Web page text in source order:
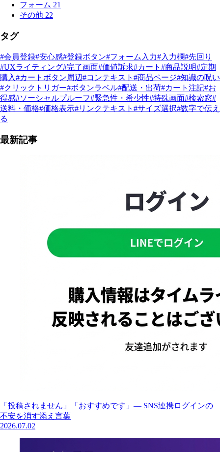
フォーム 21
その他 22
タグ
#会員登録#安心感#登録ボタン#フォーム入力#入力欄#先回り
#UXライティング#完了画面#価値訴求#カート #商品説明#定期
購入#カートボタン周辺#コンテキスト #商品ページ#知識の呪い
#クリックトリガー#ボタンラベル#配送・出荷#カート注記#お
得感#ソーシャルプルーフ#緊急性・希少性#特殊画面#検索窓#
送料・価格#価格表示#リンクテキスト #サイズ選択#数字で伝え
る
最新記事
「投稿されません」「おすすめです」— SNS連携ログインの
不安を消す添え言葉
2026.07.02